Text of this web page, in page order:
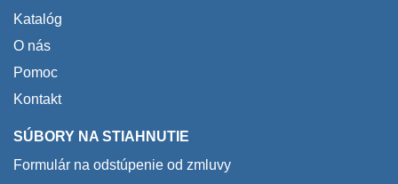
Katalóg
O nás
Pomoc
Kontakt
SÚBORY NA STIAHNUTIE
Formulár na odstúpenie od zmluvy